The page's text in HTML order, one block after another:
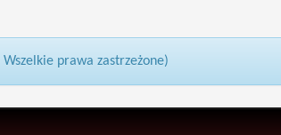
prawa zastrzeżone)